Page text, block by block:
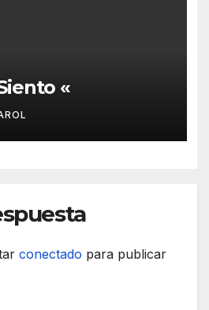
: «Lo Siento «
conectado para publicar